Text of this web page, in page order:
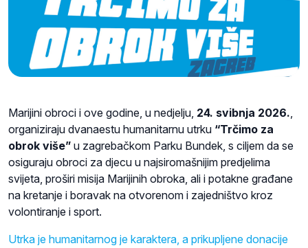
Marijini obroci i ove godine, u nedjelju, 24. svibnja 2026.,
organiziraju dvanaestu humanitarnu utrku “Trčimo za
obrok više” u zagrebačkom Parku Bundek, s ciljem da se
osiguraju obroci za djecu u najsiromašnijim predjelima
svijeta, proširi misija Marijinih obroka, ali i potakne građane
na kretanje i boravak na otvorenom i zajedništvo kroz
volontiranje i sport.
Utrka je humanitarnog je karaktera, a prikupljene donacije